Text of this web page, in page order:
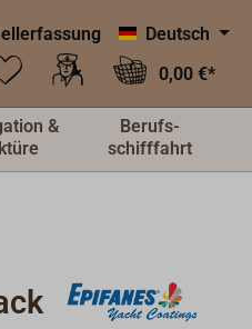
Deutsch
0,00 €*
&
Berufs-
schifffahrt